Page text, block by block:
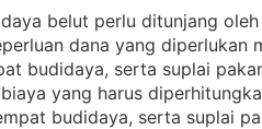
belut perlu ditunjang
dana yang diperlukan
budidaya, serta suplai
yang harus
budidaya, serta suplai